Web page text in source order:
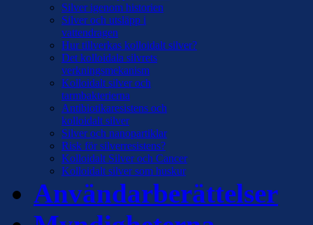
Silver igenom historien
Silver och utsläpp i
vattendragen
Hur tillverkas kolloidalt silver?
Det kolloidala silvrets
verkningsmekanism
Kolloidalt silver och
tarmbakterierna
Antibiotikaresistens och
kolloidalt silver
Silver och nanopartiklar
Risk för silverresistens?
Kolloidalt Silver och Cancer
Kolloidalt silver som huskur
Användarberättelser